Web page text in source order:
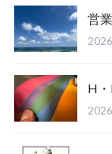
Salty Crew
営
H